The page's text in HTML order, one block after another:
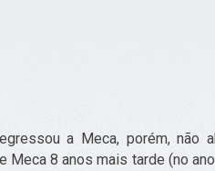
a Meca, porém, não
Meca 8 anos mais tarde (no